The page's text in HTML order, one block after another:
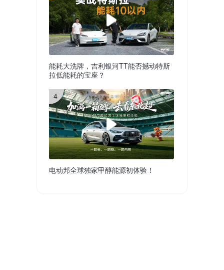
能耗大洗牌，吉利银河TT能否撼动特斯
拉低能耗的宝座？
4
电动邦全球独家甲醇能源初体验！